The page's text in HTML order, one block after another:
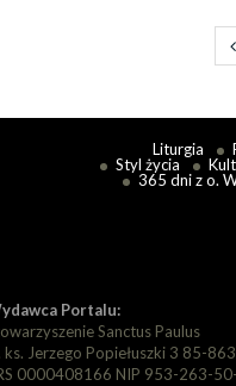
Liturgia
Styl życia
365 dni z o.
Portalu:
Sanctus Paulus
ks. Jerzego Popiełuszki 3 85-
0000408166 NIP 953-263-